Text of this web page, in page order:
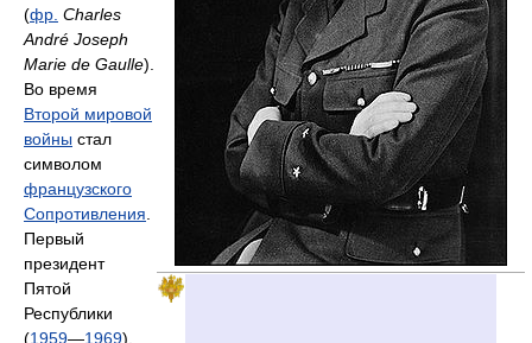
(фр. Charles
André Joseph
Marie de Gaulle).
Во время
Второй мировой
войны стал
символом
французского
Сопротивления
Первый
президент
Пятой
Республики
(1959—1969).